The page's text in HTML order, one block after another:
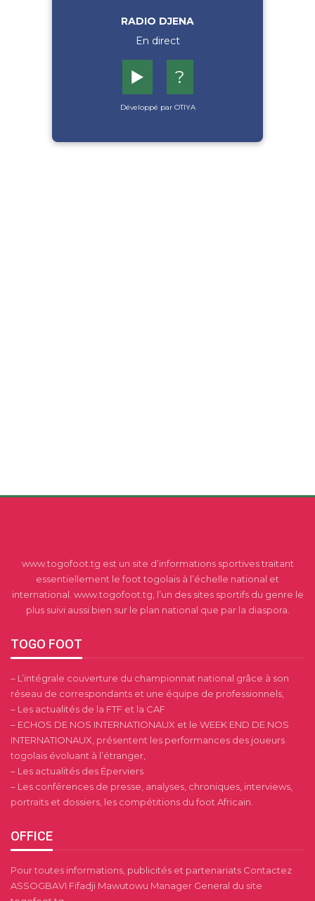
RADIO DJENA
En direct
▶️ ?
Développé par OTIYA
www.togofoot.tg est un site d’informations sportives traitant
essentiellement le foot togolais à l’échelle national et
international. www.togofoot.tg, l’un des sites sportifs du genre le
plus suivi aussi bien sur le plan national que par la diaspora.
TOGO FOOT
– L’intégrale couverture du championnat national grâce à son
réseau de correspondants et une équipe de professionnels,
– Les actualités de la FTF et la CAF
– ECHOS DE NOS INTERNATIONAUX et le WEEK END DE NOS
INTERNATIONAUX, présentent les performances des joueurs
togolais évoluant à l’étranger,
– Les actualités des Éperviers
– Les conférences de presse, analyses, chroniques, interviews,
portraits et dossiers, les compétitions du foot Africain.
OFFICE
Pour toutes informations, publicités et partenariats Contactez
ASSOGBAVI Fifadji Mawutowu Manager General du site